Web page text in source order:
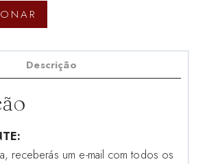
Descrição
receberás um e-mail com todos os